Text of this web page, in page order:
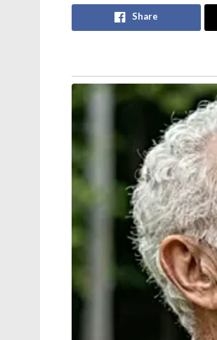
തുടരുന്നു
എന്ന് നൽകിയ
രേഖപ്പെടുത്തിയതാണ്
ഏകദേശം 30
വളയത്താൽ കോർത്ത
വിവരങ്ങൾ
കടന്നുള്ള വാണിജ്യ-
തമിഴ് ചരിത്ര നോവലായ
ഈചെമ്പേടുകൾ 1700-
Share